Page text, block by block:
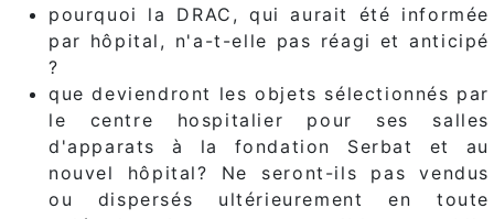
pourquoi la DRAC, qui aurait été informée
par hôpital, n'a-t-elle pas réagi et anticipé
?
que deviendront les objets sélectionnés par
le centre hospitalier pour ses salles
d'apparats à la fondation Serbat et au
nouvel hôpital? Ne seront-ils pas vendus
ou dispersés ultérieurement en toute